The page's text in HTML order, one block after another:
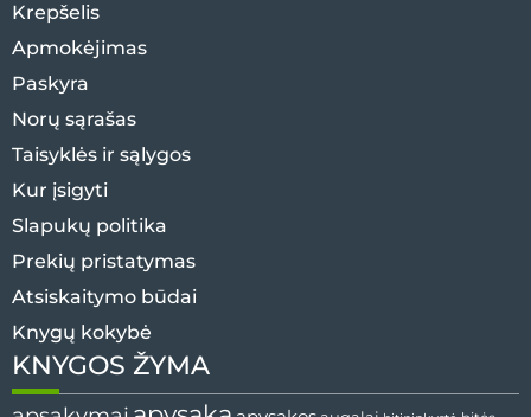
Krepšelis
Apmokėjimas
Paskyra
Norų sąrašas
Taisyklės ir sąlygos
Kur įsigyti
Slapukų politika
Prekių pristatymas
Atsiskaitymo būdai
Knygų kokybė
KNYGOS ŽYMA